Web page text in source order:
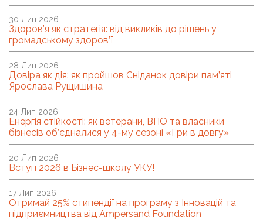
Здоров’я як стратегія: від викликів до рішень у
громадському здоров’ї
30 Лип 2026
Довіра як дія: як пройшов Сніданок довіри пам’яті
Ярослава Рущишина
28 Лип 2026
Енергія стійкості: як ветерани, ВПО та власники
бізнесів об’єдналися у 4-му сезоні «Гри в довгу»
24 Лип 2026
Вступ 2026 в Бізнес-школу УКУ!
20 Лип 2026
Отримай 25% стипендії на програму з Інновацій та
підприємництва від Ampersand Foundation
17 Лип 2026